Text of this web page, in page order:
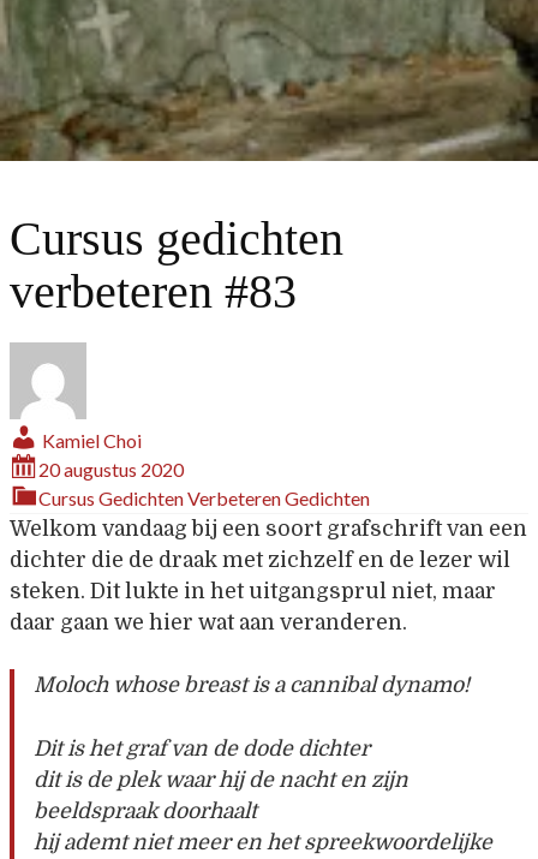
Cursus gedichten
verbeteren #83
Kamiel Choi
20 augustus 2020
Cursus Gedichten VerbeterenGedichten
Welkom vandaag bij een soort grafschrift van een
dichter die de draak met zichzelf en de lezer wil
steken. Dit lukte in het uitgangsprul niet, maar
daar gaan we hier wat aan veranderen.
Moloch whose breast is a cannibal dynamo!
Dit is het graf van de dode dichter
dit is de plek waar hij de nacht en zijn
beeldspraak doorhaalt
hij ademt niet meer en het spreekwoordelijke